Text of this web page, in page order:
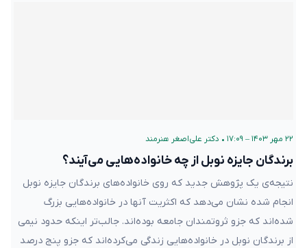
۲۲ مهر ۱۴۰۳ – ۱۷:۰۹ • دکتر علی‌اصغر هنرمند
برندگان جایزه نوبل از چه خانواده‌هایی می‌آیند؟
نتیجه‌ی یک پژوهش جدید که روی خانواده‌های برندگان جایزه نوبل
انجام شده نشان می‌دهد که اکثریت آنها در خانواده‌هایی بزرگ
شده‌اند که جزو ثروتمندان جامعه بوده‌اند. جالب‌تر اینکه حدود نیمی
از برندگان نوبل در خانواده‌هایی زندگی می‌کرده‌اند که جزو پنج درصد